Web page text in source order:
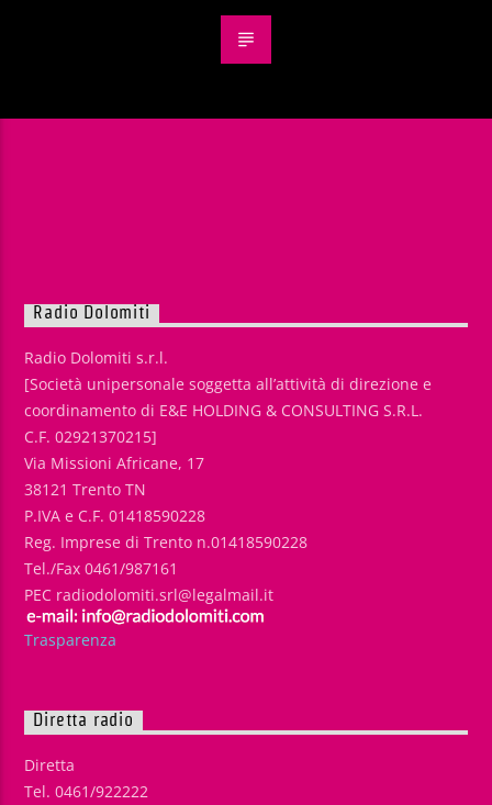
Radio Dolomiti
Radio Dolomiti s.r.l.
[Società unipersonale soggetta all’attività di direzione e
coordinamento di E&E HOLDING & CONSULTING S.R.L.
C.F. 02921370215]
Via Missioni Africane, 17
38121 Trento TN
P.IVA e C.F. 01418590228
Reg. Imprese di Trento n.01418590228
Tel./Fax 0461/987161
PEC radiodolomiti.srl@legalmail.it
Trasparenza
Diretta radio
Diretta
Tel. 0461/922222